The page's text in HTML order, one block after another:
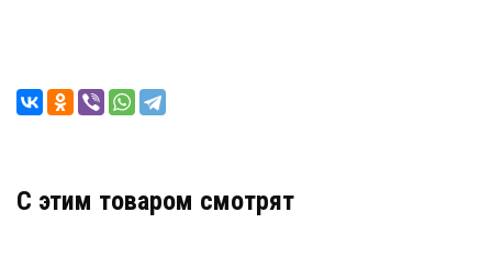
C этим товаром смотрят